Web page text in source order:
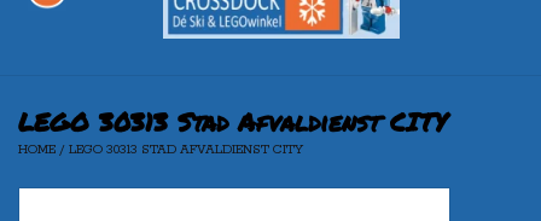
WINTERSPORT
LEGO
AKTIE
LEGO 30313 Stad Afvaldienst CITY
HOME / LEGO 30313 STAD AFVALDIENST CITY